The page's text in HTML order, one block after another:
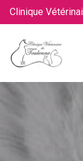
Clinique